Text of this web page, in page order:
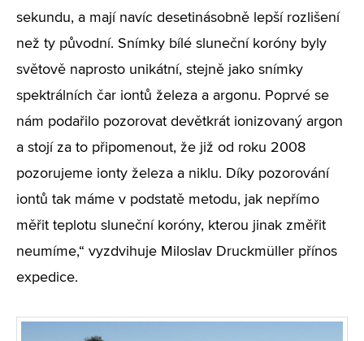
sekundu, a mají navíc desetinásobně lepší rozlišení
než ty původní. Snímky bílé sluneční koróny byly
světově naprosto unikátní, stejně jako snímky
spektrálních čar iontů železa a argonu. Poprvé se
nám podařilo pozorovat devětkrát ionizovaný argon
a stojí za to připomenout, že již od roku 2008
pozorujeme ionty železa a niklu. Díky pozorování
iontů tak máme v podstatě metodu, jak nepřímo
měřit teplotu sluneční koróny, kterou jinak změřit
neumíme,“ vyzdvihuje Miloslav Druckmüller přínos
expedice.